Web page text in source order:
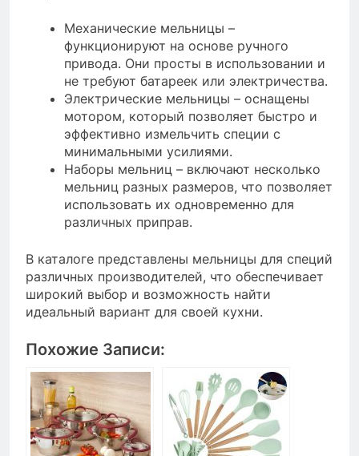
Механические мельницы –
функционируют на основе ручного
привода. Они просты в использовании и
не требуют батареек или электричества.
Электрические мельницы – оснащены
мотором, который позволяет быстро и
эффективно измельчить специи с
минимальными усилиями.
Наборы мельниц – включают несколько
мельниц разных размеров, что позволяет
использовать их одновременно для
различных приправ.
В каталоге представлены мельницы для специй
различных производителей, что обеспечивает
широкий выбор и возможность найти
идеальный вариант для своей кухни.
Похожие Записи: